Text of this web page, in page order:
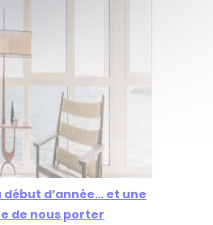
début d’année… et une
de nous porter